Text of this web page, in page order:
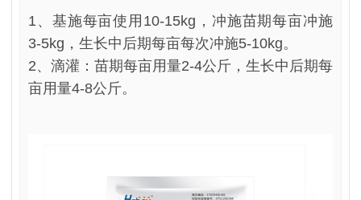
1、基施每亩使用10-15kg，冲施苗期每亩冲施
3-5kg，生长中后期每亩每次冲施5-10kg。
2、滴灌：苗期每亩用量2-4公斤，生长中后期每
亩用量4-8公斤。